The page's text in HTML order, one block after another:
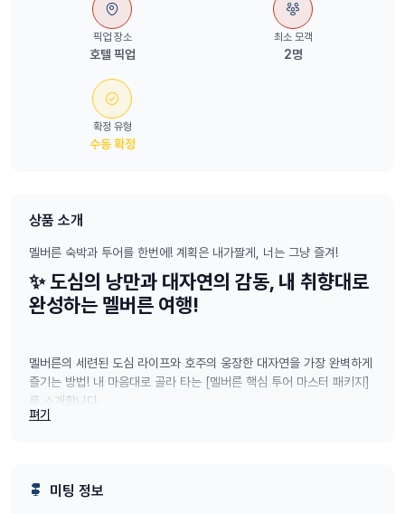
픽업 장소
호텔 픽업
최소 모객
2명
확정 유형
수동 확정
상품 소개
멜버른 숙박과 투어를 한번에! 계획은 내가짤게, 너는 그냥 즐겨!
✨ 도심의 낭만과 대자연의 감동, 내 취향대로
완성하는 멜버른 여행!
멜버른의 세련된 도심 라이프와 호주의 웅장한 대자연을 가장 완벽하게
즐기는 방법! 내 마음대로 골라 타는 [멜버른 핵심 투어 마스터 패키지]
를 소개합니다.
해보세요!
펴기
미팅 정보